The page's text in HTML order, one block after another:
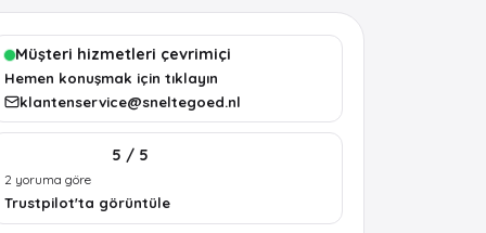
Müşteri hizmetleri çevrimiçi
Hemen konuşmak için tıklayın
klantenservice@sneltegoed.nl
5 / 5
2 yoruma göre
Trustpilot'ta görüntüle